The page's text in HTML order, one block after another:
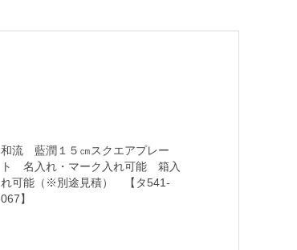
和流 藍潤１５㎝スクエアプレー
ト 名入れ・マーク入れ可能 箱入
れ可能（※別途見積） 【タ541-
067】